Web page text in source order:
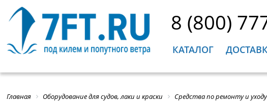
8 (800)
КАТАЛОГ
Главная Оборудование для судов, лаки и краски Средства по ремонту и